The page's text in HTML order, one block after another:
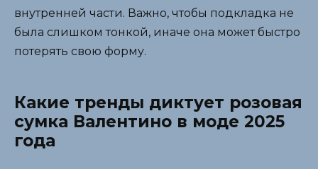
внутренней части. Важно, чтобы подкладка не
была слишком тонкой, иначе она может быстро
потерять свою форму.
Какие тренды диктует розовая
сумка Валентино в моде 2025
года